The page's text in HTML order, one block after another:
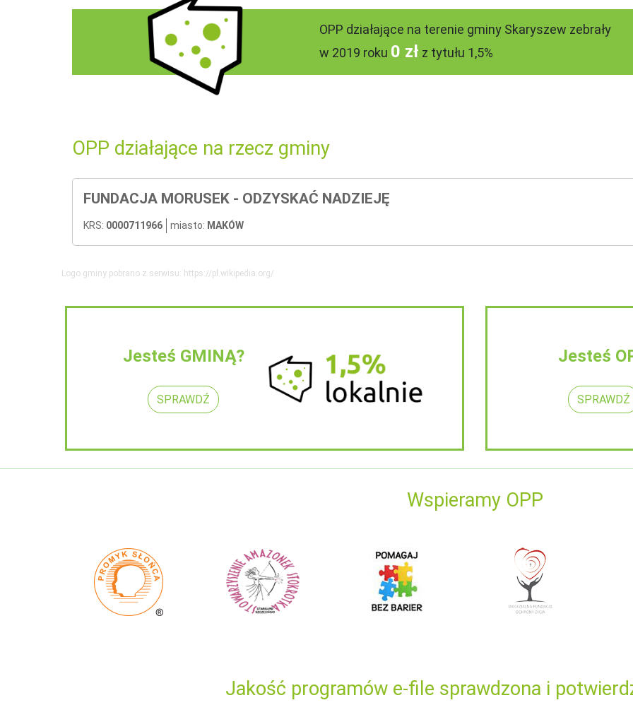
OPP działające na terenie gminy Skaryszew zebrały
w 2019 roku 0 zł z tytułu 1,5%
OPP działające na rzecz gminy
FUNDACJA MORUSEK - ODZYSKAĆ NADZIEJĘ
KRS: 0000711966 miasto: MAKÓW
Logo gminy pobrano z serwisu: https://pl.wikipedia.org/
Jesteś GMINĄ?
SPRAWDŹ
Jesteś
SPRAWDŹ
Wspieramy OPP
Jakość programów e-file sprawdzona i